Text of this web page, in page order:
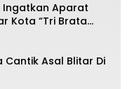
Ingatkan Aparat
Kota “Tri Brata
Cantik Asal Blitar Di